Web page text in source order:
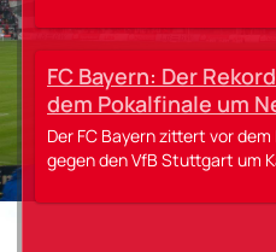
FC Bayern: Der
dem Pokalfinale um
Der FC Bayern zittert vor
gegen den VfB Stuttgart um